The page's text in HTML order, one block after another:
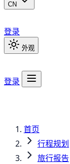
CN
登录
外观
登录
首页
行程规划
旅行报告